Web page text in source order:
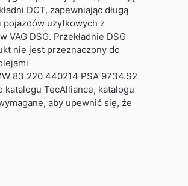
DCT, zapewniając długą
pojazdów użytkowych z
DSG. Przekładnie DSG
nie jest przeznaczony do
83 220 440214 PSA 9734.S2
katalogu TecAlliance, katalogu
aby upewnić się, że